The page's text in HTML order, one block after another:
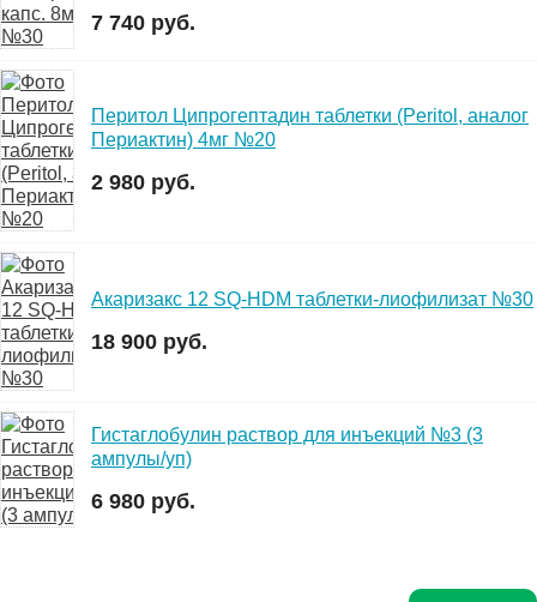
7 740 руб.
Перитол Ципрогептадин таблетки (Peritol, аналог
Периактин) 4мг №20
2 980 руб.
Акаризакс 12 SQ-HDM таблетки-лиофилизат №30
18 900 руб.
Гистаглобулин раствор для инъекций №3 (3
ампулы/уп)
6 980 руб.